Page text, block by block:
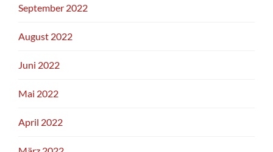
September 2022
August 2022
Juni 2022
Mai 2022
April 2022